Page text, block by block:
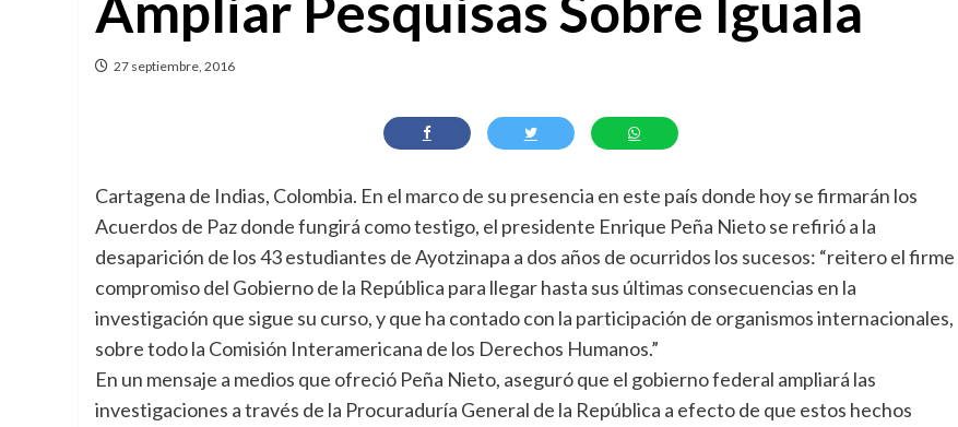
27 septiembre, 2016
Cartagena de Indias, Colombia. En el marco de su presencia en este país donde hoy se firmarán los
Acuerdos de Paz donde fungirá como testigo, el presidente Enrique Peña Nieto se refirió a la
desaparición de los 43 estudiantes de Ayotzinapa a dos años de ocurridos los sucesos: “reitero el firme
compromiso del Gobierno de la República para llegar hasta sus últimas consecuencias en la
investigación que sigue su curso, y que ha contado con la participación de organismos internacionales,
sobre todo la Comisión Interamericana de los Derechos Humanos.”
En un mensaje a medios que ofreció Peña Nieto, aseguró que el gobierno federal ampliará las
investigaciones a través de la Procuraduría General de la República a efecto de que estos hechos